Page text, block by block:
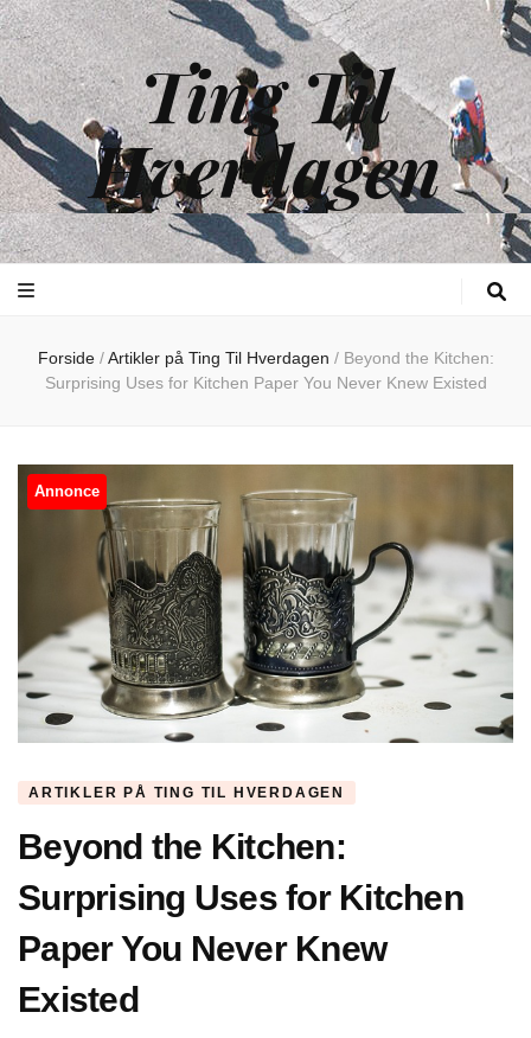
Ting Til
Hverdagen
Forside / Artikler på Ting Til Hverdagen / Beyond the Kitchen:
Surprising Uses for Kitchen Paper You Never Knew Existed
Annonce
ARTIKLER PÅ TING TIL HVERDAGEN
Beyond the Kitchen:
Surprising Uses for Kitchen
Paper You Never Knew
Existed